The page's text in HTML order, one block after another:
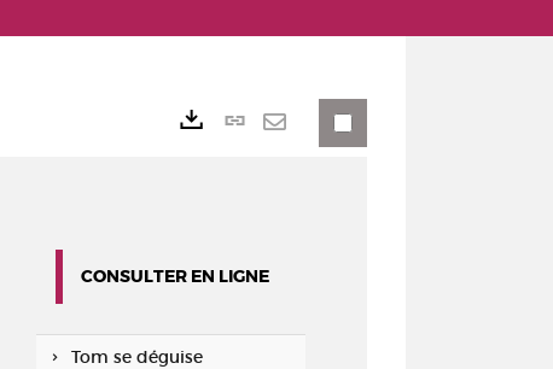
Lien
CONSULTER EN LIGNE
Tom se déguise